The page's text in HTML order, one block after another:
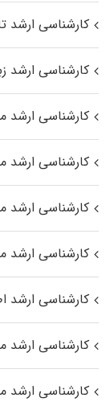
کارشناسی ارشد
کارشناسی ارشد
کارشناسی ارشد
کارشناسی ارشد
کارشناسی ارشد
کارشناسی ارشد
کارشناسی ارشد
کارشناسی ارشد
کارشناسی ارشد